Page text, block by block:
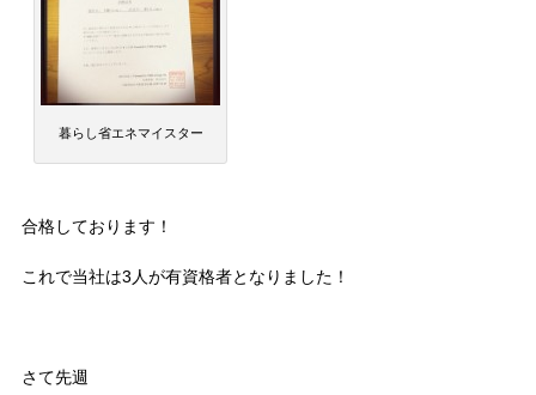
暮らし省エネマイスター
合格しております！
これで当社は3人が有資格者となりました！
さて先週